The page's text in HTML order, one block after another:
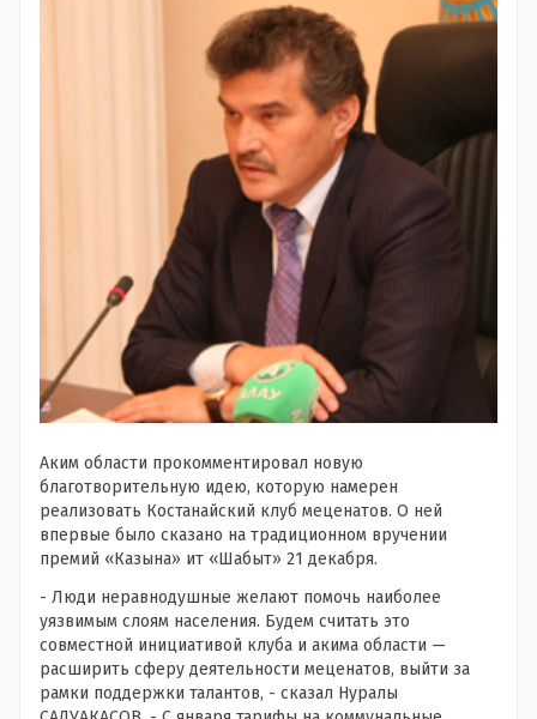
Аким области прокомментировал новую
благотворительную идею, которую намерен
реализовать Костанайский клуб меценатов. О ней
впервые было сказано на традиционном вручении
премий «Казына» ит «Шабыт» 21 декабря.
- Люди неравнодушные желают помочь наиболее
уязвимым слоям населения. Будем считать это
совместной инициативой клуба и акима области —
расширить сферу деятельности меценатов, выйти за
рамки поддержки талантов, - сказал Нуралы